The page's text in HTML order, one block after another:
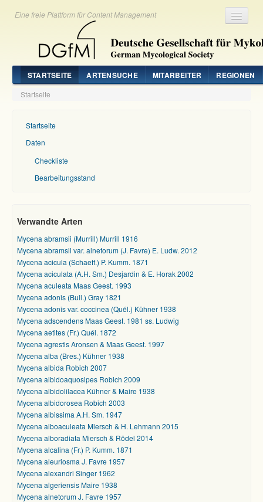
Eine freie Plattform für Content Management
STARTSEITE ARTENSUCHE MITARBEITER REGIONEN
Startseite
Startseite
Daten
Checkliste
Bearbeitungsstand
Verwandte Arten
Mycena abramsii (Murrill) Murrill 1916
Mycena abramsii var. alnetorum (J. Favre) E. Ludw. 2012
Mycena acicula (Schaeff.) P. Kumm. 1871
Mycena aciculata (A.H. Sm.) Desjardin & E. Horak 2002
Mycena aculeata Maas Geest. 1993
Mycena adonis (Bull.) Gray 1821
Mycena adonis var. coccinea (Quél.) Kühner 1938
Mycena adscendens Maas Geest. 1981 ss. Ludwig
Mycena aetites (Fr.) Quél. 1872
Mycena agrestis Aronsen & Maas Geest. 1997
Mycena alba (Bres.) Kühner 1938
Mycena albida Robich 2007
Mycena albidoaquosipes Robich 2009
Mycena albidolilacea Kühner & Maire 1938
Mycena albidorosea Robich 2003
Mycena albissima A.H. Sm. 1947
Mycena alboaculeata Miersch & H. Lehmann 2015
Mycena alboradiata Miersch & Rödel 2014
Mycena alcalina (Fr.) P. Kumm. 1871
Mycena aleuriosma J. Favre 1957
Mycena alexandri Singer 1962
Mycena algeriensis Maire 1938
Mycena alnetorum J. Favre 1957